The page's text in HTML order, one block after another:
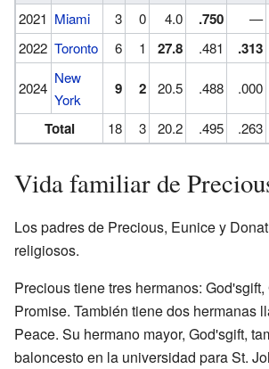
2021 Miami 3 0 4.0 .750 —
2022 Toronto 6 1 27.8 .481 .313
2024
New
York
9 2 20.5 .488 .000
Total 18 3 20.2 .495 .263
Vida familiar de
Los padres de Precious, Eunice y
religiosos.
Precious tiene tres hermanos:
Promise. También tiene dos hermanas
Peace. Su hermano mayor, God'sgift,
baloncesto en la universidad para St.